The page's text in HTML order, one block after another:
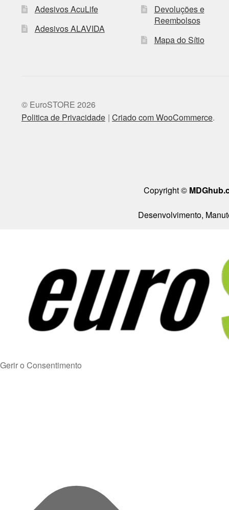
Adesivos AcuLife
Adesivos ALAVIDA
Devoluções e
Reembolsos
Mapa do Sítio
© EuroSTORE 2026
Politica de Privacidade Criado com WooCommerce.
Copyright ©
Desenvolvimento,
Gerir o Consentimento